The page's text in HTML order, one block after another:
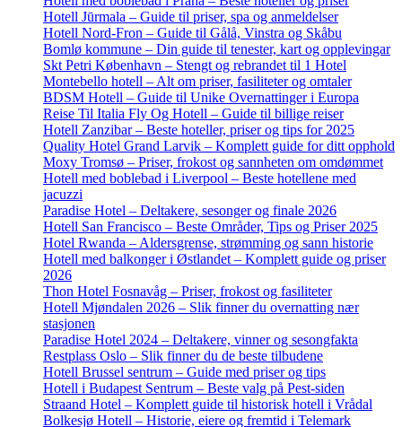
Hotell Jūrmala – Guide til priser, spa og anmeldelser
Hotell Nord-Fron – Guide til Gålå, Vinstra og Skåbu
Bomlø kommune – Din guide til tenester, kart og opplevingar
Skt Petri København – Stengt og rebrandet til 1 Hotel
Montebello hotell – Alt om priser, fasiliteter og omtaler
BDSM Hotell – Guide til Unike Overnattinger i Europa
Reise Til Italia Fly Og Hotell – Guide til billige reiser
Hotell Zanzibar – Beste hoteller, priser og tips for 2025
Quality Hotel Grand Larvik – Komplett guide for ditt opphold
Moxy Tromsø – Priser, frokost og sannheten om omdømmet
Hotell med boblebad i Liverpool – Beste hotellene med
jacuzzi
Paradise Hotel – Deltakere, sesonger og finale 2026
Hotell San Francisco – Beste Områder, Tips og Priser 2025
Hotel Rwanda – Aldersgrense, strømming og sann historie
Hotell med balkonger i Østlandet – Komplett guide og priser
2026
Thon Hotel Fosnavåg – Priser, frokost og fasiliteter
Hotell Mjøndalen 2026 – Slik finner du overnatting nær
stasjonen
Paradise Hotel 2024 – Deltakere, vinner og sesongfakta
Restplass Oslo – Slik finner du de beste tilbudene
Hotell Brussel sentrum – Guide med priser og tips
Hotell i Budapest Sentrum – Beste valg på Pest-siden
Straand Hotel – Komplett guide til historisk hotell i Vrådal
Bolkesjø Hotell – Historie, eiere og fremtid i Telemark